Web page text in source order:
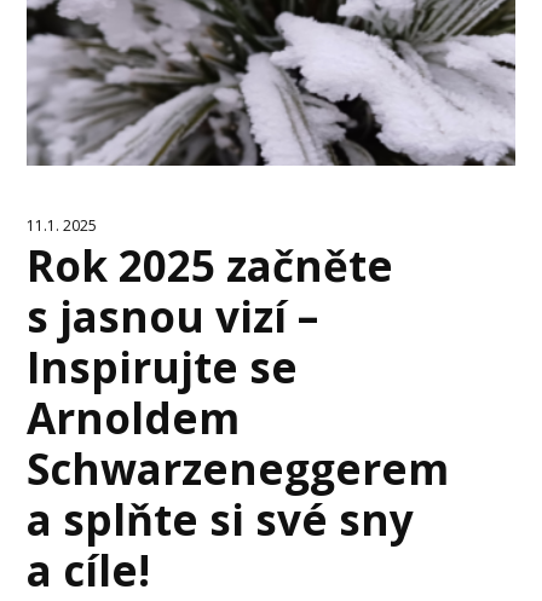
11.1. 2025
Rok 2025 začněte
s jasnou vizí –
Inspirujte se
Arnoldem
Schwarzeneggerem
a splňte si své sny
a cíle!